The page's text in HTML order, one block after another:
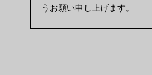
うお願い申し上げます。